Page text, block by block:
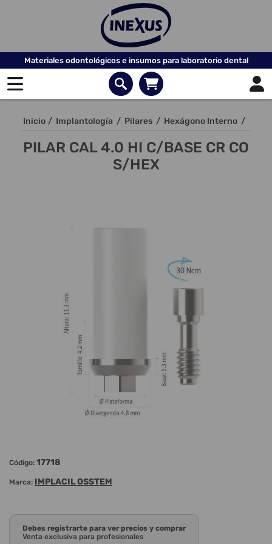
Materiales odontológicos e insumos para laboratorio dental
Inicio / Implantología / Pilares / Hexágono Interno /
PILAR CAL 4.0 HI C/BASE CR CO
S/HEX
Código: 17718
Marca: IMPLACIL OSSTEM
Debes registrarte para ver precios y comprar
Venta exclusiva para profesionales